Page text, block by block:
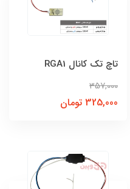
تاچ تک کانال RGA1
357,000
325,000 تومان